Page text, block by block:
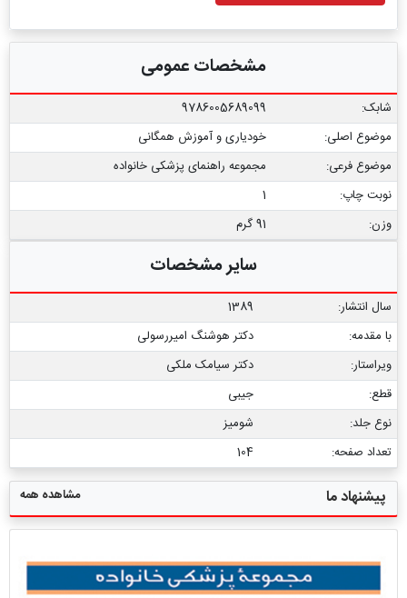
مشخصات عمومی
شابک:
9786005689099
موضوع اصلی:
خودیاری و آموزش همگانی
موضوع فرعی:
مجموعه راهنمای پزشکی خانواده
نوبت چاپ:
1
وزن:
91 گرم
سایر مشخصات
سال انتشار:
1389
با مقدمه:
دکتر هوشنگ امیررسولی
ویراستار:
دکتر سیامک ملکی
قطع:
جیبی
نوع جلد:
شومیز
تعداد صفحه:
104
پیشنهاد ما مشاهده همه